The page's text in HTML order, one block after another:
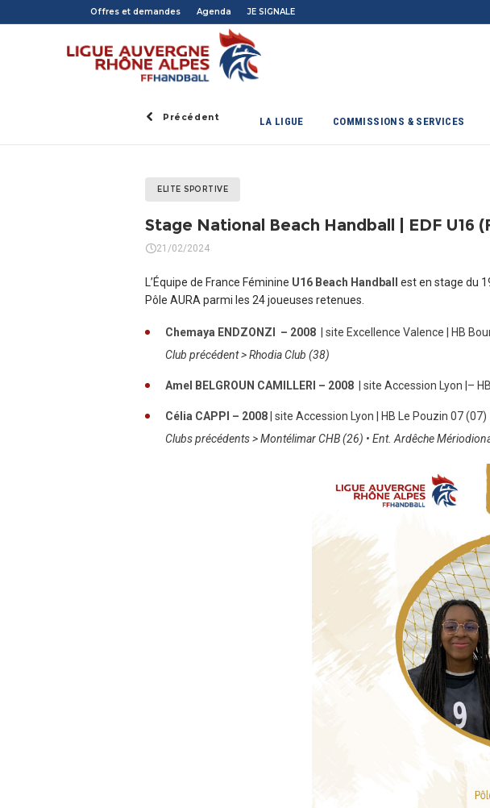
Offres et demandes Agenda JE SIGNALE
LA LIGUE COMMISSIONS & SERVICES
Précédent
ELITE SPORTIVE
Stage National Beach Handball | EDF U16
21/02/2024
L’Équipe de France Féminine U16 Beach Handball
est en stage du
Pôle AURA parmi les 24 joueuses retenues.
Chemaya ENDZONZI – 2008
| site Excellence Valence | HB
Club précédent > Rhodia Club (38)
Amel BELGROUN CAMILLERI – 2008 | site Accession Lyon |–
Célia CAPPI – 2008 | site Accession Lyon | HB Le Pouzin 07 (07)
Clubs précédents > Montélimar CHB (26) • Ent. Ardêche